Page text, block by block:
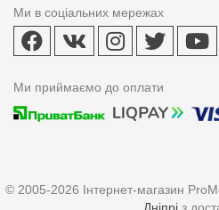
Ми в соціальних мережах
Ми приймаємо до оплати
© 2005-2026 Інтернет-магазин